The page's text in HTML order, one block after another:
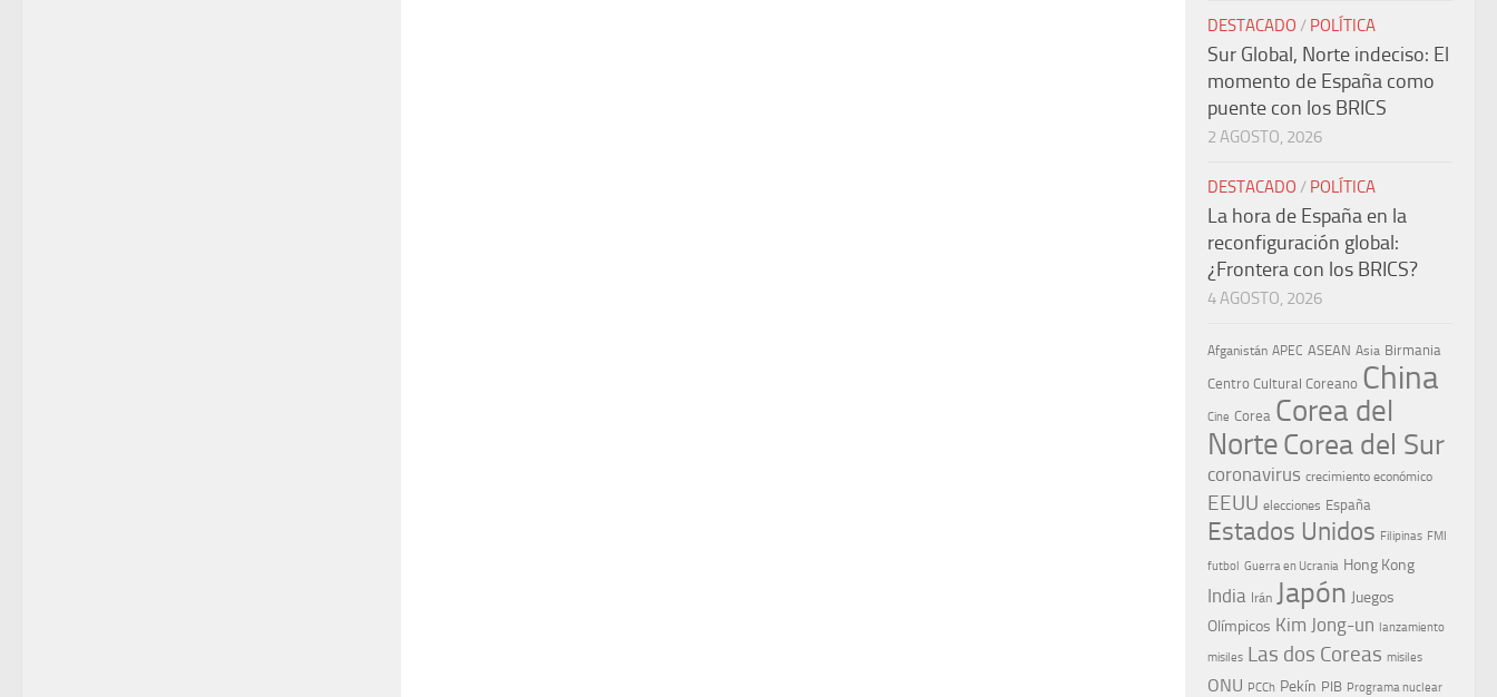
DESTACADO / POLÍTICA
Sur Global, Norte indeciso: El
momento de España como
puente con los BRICS
2 AGOSTO, 2026
DESTACADO / POLÍTICA
La hora de España en la
reconfiguración global:
¿Frontera con los BRICS?
4 AGOSTO, 2026
Afganistán APEC ASEAN Asia Birmania
Centro Cultural Coreano China
Cine Corea Corea del
NorteCorea del Sur
coronavirus crecimiento económico
EEUU elecciones España
Estados Unidos Filipinas FMI
futbol Guerra en Ucrania Hong Kong
India Irán Japón Juegos
Olímpicos Kim Jong-un lanzamiento
misiles Las dos Coreas misiles
ONU PCCh Pekín PIB Programa nuclear